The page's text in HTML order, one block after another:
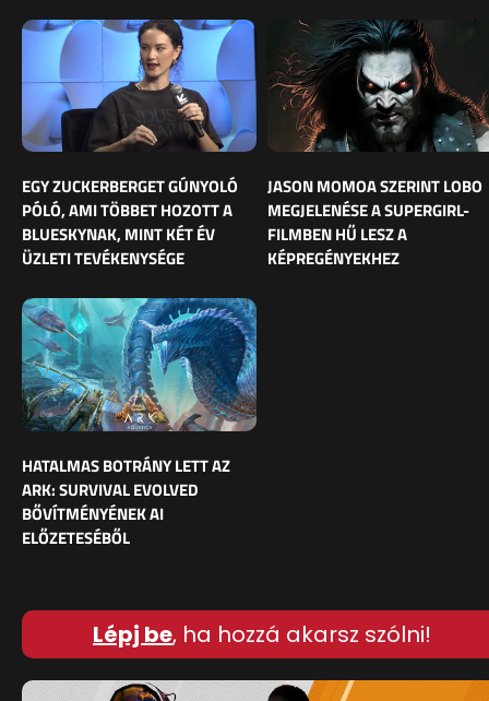
EGY ZUCKERBERGET GÚNYOLÓ
PÓLÓ, AMI TÖBBET HOZOTT A
BLUESKYNAK, MINT KÉT ÉV
ÜZLETI TEVÉKENYSÉGE
JASON MOMOA SZERINT LOBO
MEGJELENÉSE A SUPERGIRL-
FILMBEN HŰ LESZ A
KÉPREGÉNYEKHEZ
HATALMAS BOTRÁNY LETT AZ
ARK: SURVIVAL EVOLVED
BŐVÍTMÉNYÉNEK AI
ELŐZETESÉBŐL
Lépj be, ha hozzá akarsz szólni!